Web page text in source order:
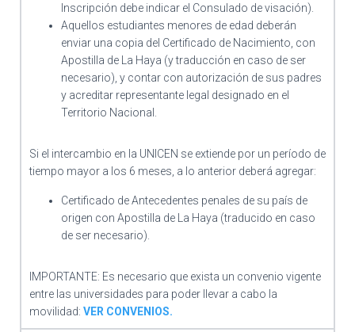
Inscripción debe indicar el Consulado de visación).
Aquellos estudiantes menores de edad deberán
enviar una copia del Certificado de Nacimiento, con
Apostilla de La Haya (y traducción en caso de ser
necesario), y contar con autorización de sus padres
y acreditar representante legal designado en el
Territorio Nacional.
Si el intercambio en la UNICEN se extiende por un período de
tiempo mayor a los 6 meses, a lo anterior deberá agregar:
Certificado de Antecedentes penales de su país de
origen con Apostilla de La Haya (traducido en caso
de ser necesario).
IMPORTANTE: Es necesario que exista un convenio vigente
entre las universidades para poder llevar a cabo la
movilidad: VER CONVENIOS.